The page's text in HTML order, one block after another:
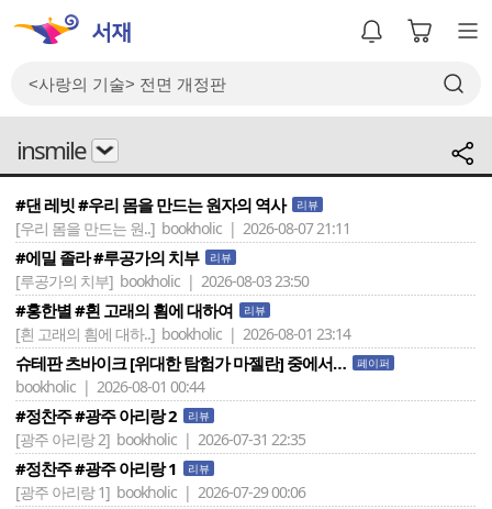
insmile
#댄 레빗 #우리 몸을 만드는 원자의 역사 리뷰
[우리 몸을 만드는 원..] bookholic | 2026-08-07 21:11
#에밀 졸라 #루공가의 치부 리뷰
[루공가의 치부] bookholic | 2026-08-03 23:50
#홍한별 #흰 고래의 흼에 대하여 리뷰
[흰 고래의 흼에 대하..] bookholic | 2026-08-01 23:14
슈테판 츠바이크 [위대한 탐험가 마젤란] 중에서… 페이퍼
bookholic | 2026-08-01 00:44
#정찬주 #광주 아리랑 2 리뷰
[광주 아리랑 2] bookholic | 2026-07-31 22:35
#정찬주 #광주 아리랑 1 리뷰
[광주 아리랑 1] bookholic | 2026-07-29 00:06